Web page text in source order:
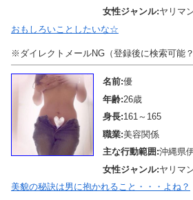
女性ジャンル:ヤリマ
おもしろいことしたいな☆
※ダイレクトメールNG（登録後に検索可能？
名前:優
年齢:26歳
身長:161～165
職業:美容関係
主な行動範囲:沖縄県
女性ジャンル:ヤリマ
美貌の秘訣は男に抱かれること・・・よね？